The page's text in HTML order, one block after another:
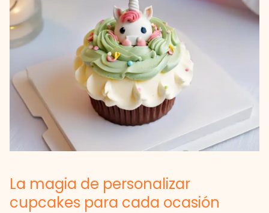
La magia de personalizar
cupcakes para cada ocasión